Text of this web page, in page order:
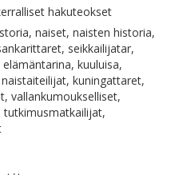
hakuteokset
naiset, naisten historia,
seikkailijatar,
kuuluisa,
kuningattaret,
vallankumoukselliset,
tutkimusmatkailijat,